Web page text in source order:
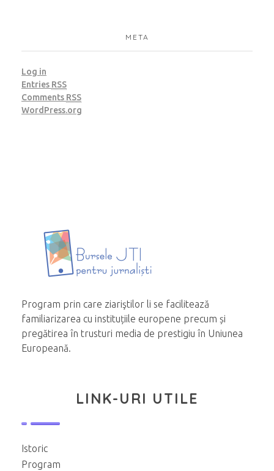
META
Log in
Entries RSS
Comments RSS
WordPress.org
Program prin care ziariştilor li se facilitează
familiarizarea cu instituțiile europene precum și
pregătirea în trusturi media de prestigiu în Uniunea
Europeană.
LINK-URI UTILE
Istoric
Program